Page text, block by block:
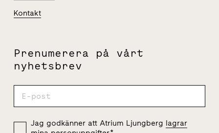
Kontakt
Prenumerera på vårt
nyhetsbrev
Jag godkänner att Atrium Ljungberg lagrar